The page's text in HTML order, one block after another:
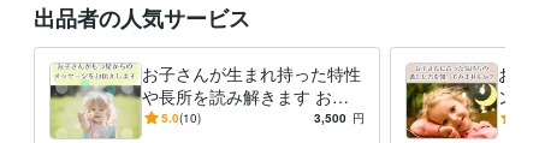
出品者の人気サービス
お子さんが生まれ持った特性
や長所を読み解きます お子
さんの個性の伸ばし方やお子
5.0(10) 3,500 円
お子
ント
んの